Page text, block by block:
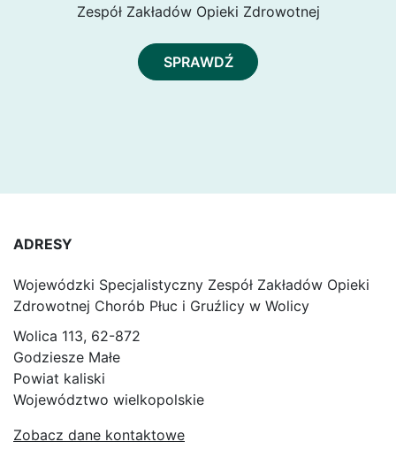
Zespół Zakładów Opieki Zdrowotnej
SPRAWDŹ
ADRESY
Wojewódzki Specjalistyczny Zespół Zakładów Opieki
Zdrowotnej Chorób Płuc i Gruźlicy w Wolicy
Wolica 113, 62-872
Godziesze Małe
Powiat kaliski
Województwo wielkopolskie
Zobacz dane kontaktowe